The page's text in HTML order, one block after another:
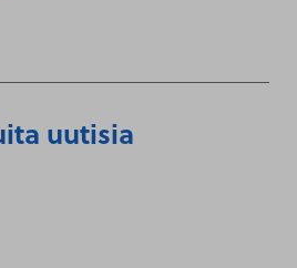
uutisia